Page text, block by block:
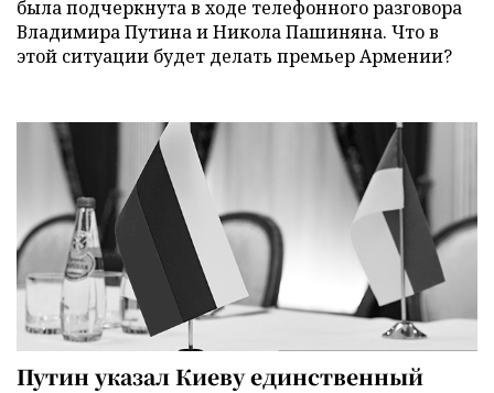
была подчеркнута в ходе телефонного разговора
Владимира Путина и Никола Пашиняна. Что в
этой ситуации будет делать премьер Армении?
Путин указал Киеву единственный